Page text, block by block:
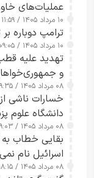
عملیات‌های
شدند
۱۰ مرداد ۱۴۰۵ / ۱۱:۵۹
ترامپ دوباره
۱۰ مرداد ۱۴۰۵ / ۰۹:۰۵
تهدید علیه
و
۰۸ مرداد ۱۴۰۵ / ۱۹:۳۵
خسارات ناشی
دانشگاه علوم
۰۸ مرداد ۱۴۰۵ / ۱۹:۰۳
بقایی خطاب به
اسرائیل نام
۰۸ مرداد ۱۴۰۵ / ۱۸:۱۵